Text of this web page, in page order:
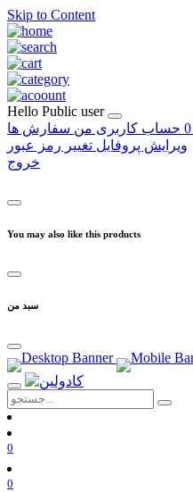
Skip to Content
Hello Public user
0 حساب کاربری من سفارش ها
ویرایش پروفایل تغییر رمز عبور
خروج
You may also like this products
سبد من
0
0